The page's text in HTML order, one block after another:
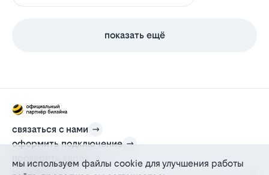
показать ещё
связаться с нами
оформить подключение
проверить адрес
для дома
мы используем файлы cookie для улучшения работы